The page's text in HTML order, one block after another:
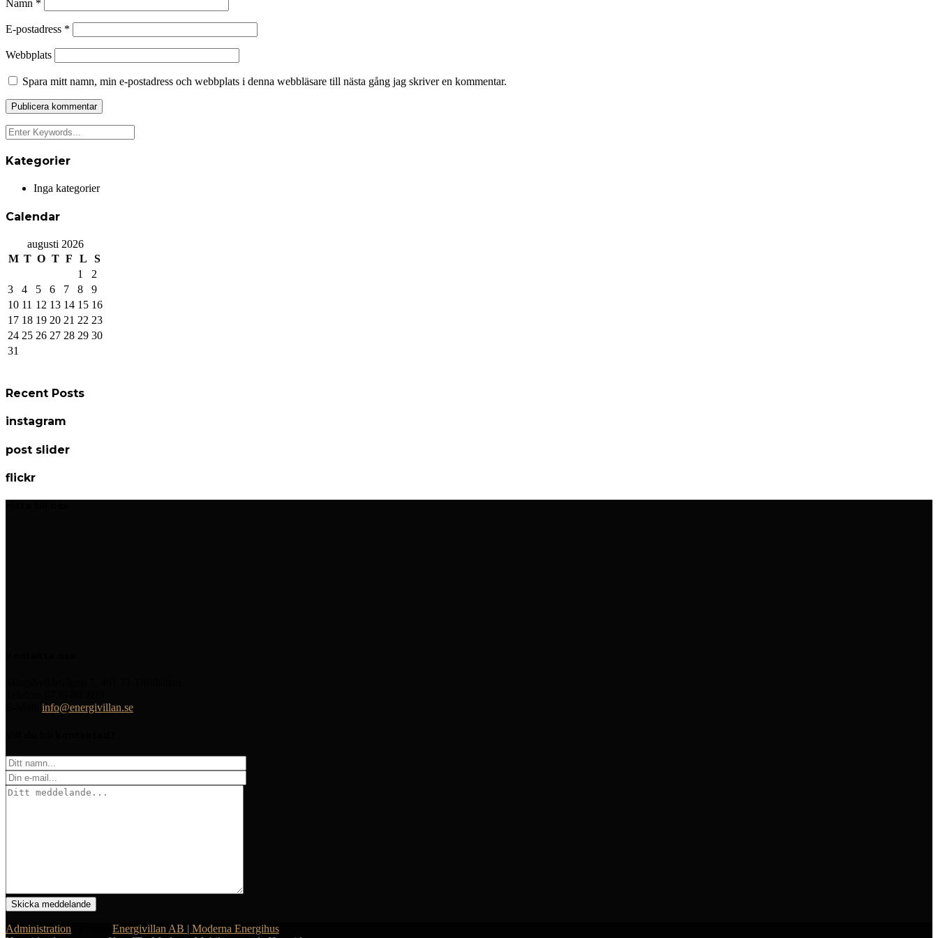
Namn *
E-postadress *
Webbplats
Spara mitt namn, min e-postadress och webbplats i denna webbläsare till nästa gång jag skriver en kommentar.
Kategorier
Inga kategorier
Calendar
augusti 2026
M T O T F L
S
1
2
3
4 5 6 7 8
9
10 11 12 13 14 15 16
17 18 19 20 21 22 23
24 25 26 27 28 29 30
31
Recent Posts
instagram
post slider
flickr
info@energivillan.se
Administration
Energivillan AB | Moderna Energihus